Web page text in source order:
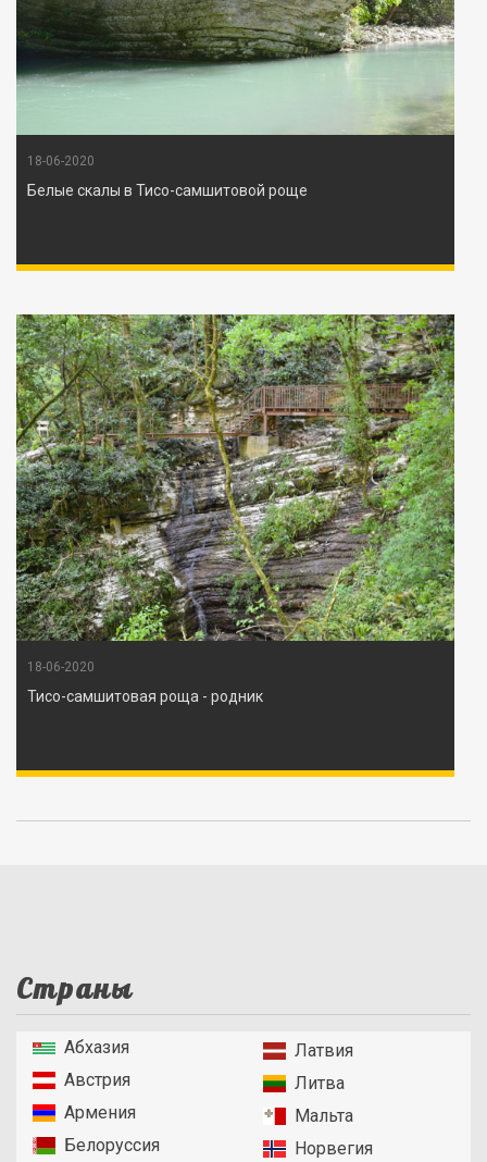
18-06-2020
Белые скалы в Тисо-самшитовой роще
18-06-2020
Тисо-самшитовая роща - родник
Страны
Абхазия
Австрия
Армения
Белоруссия
Латвия
Литва
Мальта
Норвегия